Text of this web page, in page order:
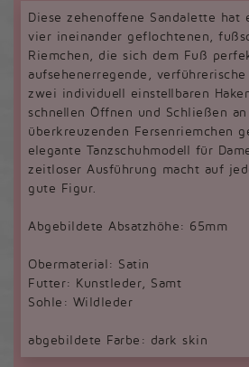
Diese zehenoffene Sandalette hat
vier ineinander geflochtenen,
Riemchen, die sich dem Fuß
aufsehenerregende,
zwei individuell einstellbaren
schnellen Öffnen und Schließen
überkreuzenden Fersenriemchen
elegante Tanzschuhmodell für
zeitloser Ausführung macht auf
gute Figur.
Abgebildete Absatzhöhe: 65mm
Obermaterial: Satin
Futter: Kunstleder, Samt
Sohle: Wildleder
abgebildete Farbe: dark skin